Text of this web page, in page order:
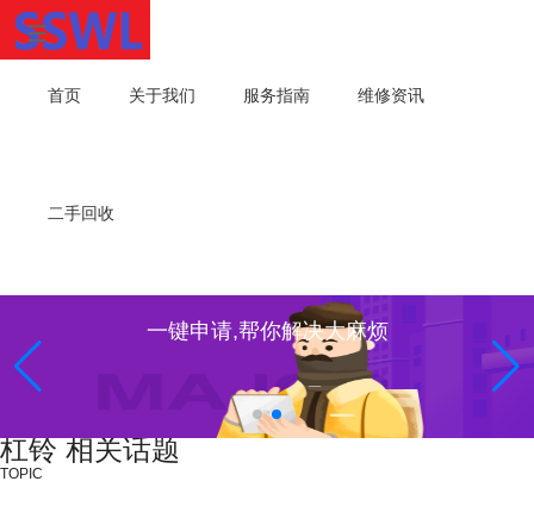
首页 关于我们 服务指南 维修资讯
二手回收
一键申请,帮你解决大麻烦
杠铃 相关话题
TOPIC